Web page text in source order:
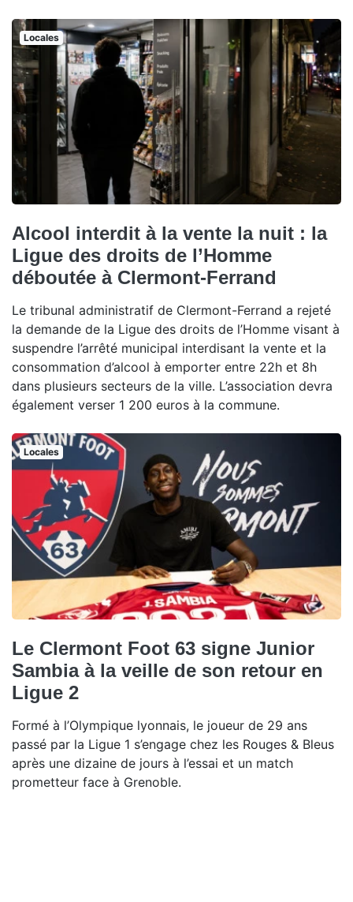
Locales
Alcool interdit à la vente la nuit : la
Ligue des droits de l’Homme
déboutée à Clermont-Ferrand
Le tribunal administratif de Clermont-Ferrand a rejeté
la demande de la Ligue des droits de l’Homme visant à
suspendre l’arrêté municipal interdisant la vente et la
consommation d’alcool à emporter entre 22h et 8h
dans plusieurs secteurs de la ville. L’association devra
également verser 1 200 euros à la commune.
Locales
Le Clermont Foot 63 signe Junior
Sambia à la veille de son retour en
Ligue 2
Formé à l’Olympique lyonnais, le joueur de 29 ans
passé par la Ligue 1 s’engage chez les Rouges & Bleus
après une dizaine de jours à l’essai et un match
prometteur face à Grenoble.